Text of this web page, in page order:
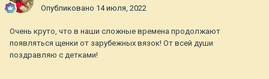
Опубликовано 14 июля, 2022
Очень круто, что в наши сложные времена продолжают
появляться щенки от зарубежных вязок! От всей души
поздравляю с детками!